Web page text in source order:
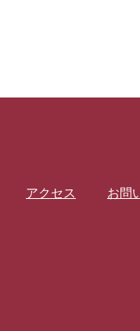
アクセス お問